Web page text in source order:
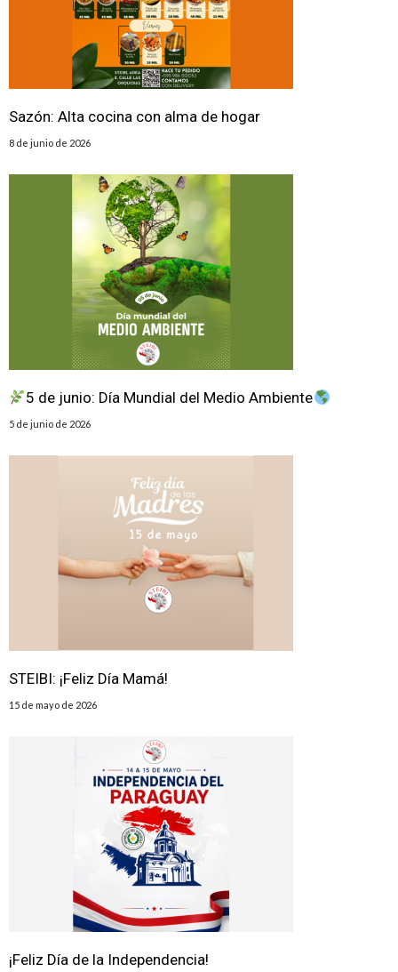
Sazón: Alta cocina con alma de hogar
8 de junio de 2026
5 de junio: Día Mundial del Medio Ambiente
5 de junio de 2026
STEIBI: ¡Feliz Día Mamá!
15 de mayo de 2026
¡Feliz Día de la Independencia!